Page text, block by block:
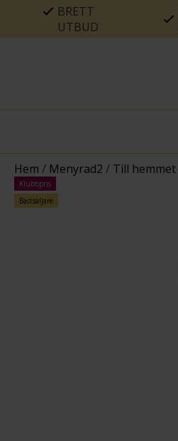
BRETT
UTBUD
Hem / Menyrad2 / Till hemmet
Klubbpris
Bästsäljare